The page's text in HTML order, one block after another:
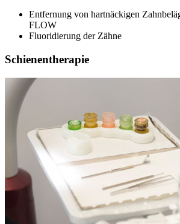
Entfernung von hartnäckigen
FLOW
Fluoridierung der Zähne
Schienentherapie